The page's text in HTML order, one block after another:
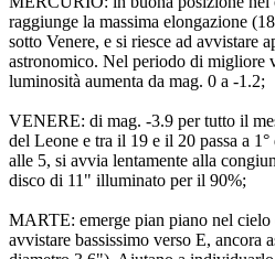
raggiunge la massima elongazione
sotto Venere, e si riesce ad avvistare
astronomico. Nel periodo di migliore
luminosità aumenta da mag. 0 a -1.2;
VENERE: di mag. -3.9 per tutto il
del Leone e tra il 19 e il 20 passa a
alle 5, si avvia lentamente alla
disco di 11" illuminato per il 90%;
MARTE: emerge pian piano nel cielo
avvistare bassissimo verso E, ancora